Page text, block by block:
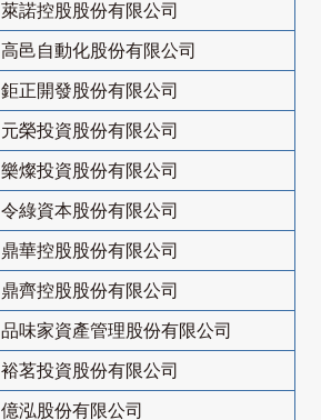
萊諾控股股份有限公司
高邑自動化股份有限公司
鉅正開發股份有限公司
元榮投資股份有限公司
樂燦投資股份有限公司
令綠資本股份有限公司
鼎華控股股份有限公司
鼎齊控股股份有限公司
品味家資產管理股份有限公司
裕茗投資股份有限公司
億泓股份有限公司